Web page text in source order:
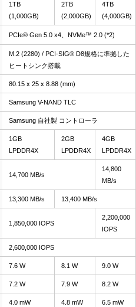
1TB
(1,000GB)
2TB
(2,000GB)
4TB
(4,000GB)
PCIe® Gen 5.0 x4、NVMe™ 2.0 (*2)
M.2 (2280) / PCI-SIG® D8規格に準拠した
ヒートシンク搭載
80.15 x 25 x 8.88 (mm)
Samsung V-NAND TLC
Samsung 自社製 コントローラ
1GB
LPDDR4X
2GB
LPDDR4X
4GB
LPDDR4X
14,700 MB/s
14,800
MB/s
13,300 MB/s 13,400 MB/s
1,850,000 IOPS
2,200,000
IOPS
2,600,000 IOPS
7.6 W 8.1 W 9.0 W
7.2 W 7.9 W 8.2 W
4.0 mW 4.8 mW 6.5 mW